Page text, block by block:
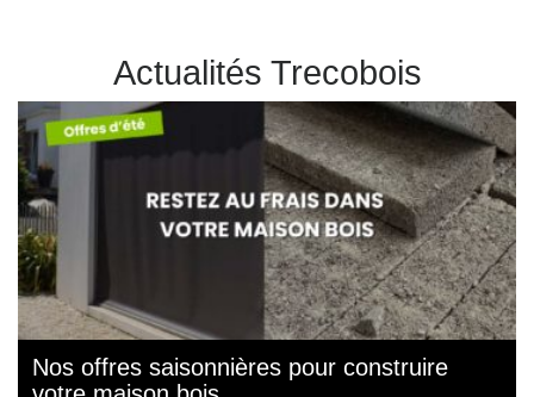
Actualités Trecobois
Nos offres saisonnières pour construire